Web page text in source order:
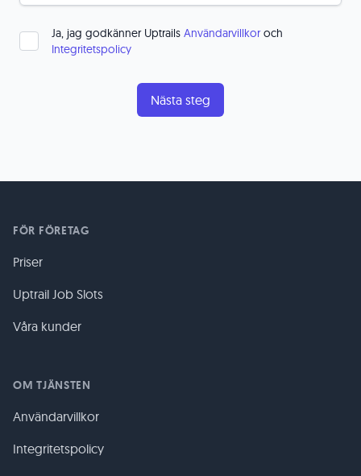
Ja, jag godkänner Uptrails Användarvillkoroch
Integritetspolicy
FÖR FÖRETAG
Priser
Uptrail Job Slots
Våra kunder
OM TJÄNSTEN
Användarvillkor
Integritetspolicy